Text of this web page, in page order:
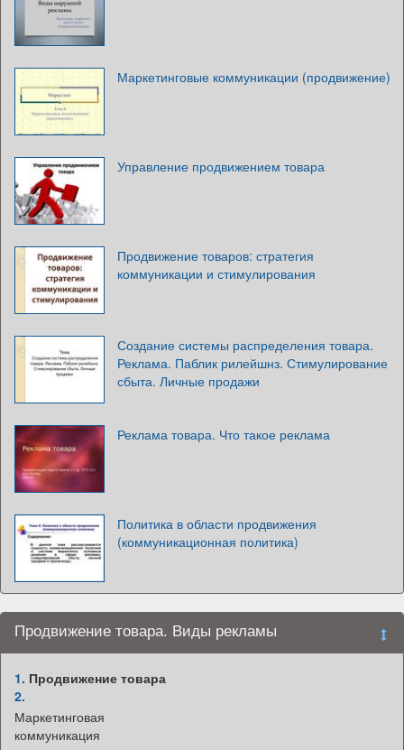
Маркетинговые коммуникации (продвижение)
Управление продвижением товара
Продвижение товаров: стратегия
коммуникации и стимулирования
Создание системы распределения товара.
Реклама. Паблик рилейшнз. Стимулирование
сбыта. Личные продажи
Реклама товара. Что такое реклама
Политика в области продвижения
(коммуникационная политика)
Продвижение товара. Виды рекламы
1. Продвижение товара
2.
Маркетинговая
коммуникация